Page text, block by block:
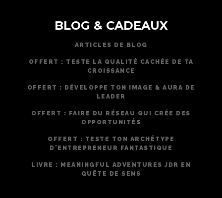
BLOG & CADEAUX
ARTICLES DE BLOG
OFFERT : TESTE LA QUALITÉ CACHÉE DE TA
CROISSANCE
OFFERT : DÉVELOPPE TON IMAGE & AURA DE
LEADER
OFFERT : FAIRE DU RÉSEAU QUI CRÉE DES
OPPORTUNITÉS
OFFERT : TESTE TON ARCHÉTYPE
D'ENTREPRENEUR FANTASTIQUE
LIVRE : MEANINGFUL ADVENTURES JDR EN
QUÊTE DE SENS